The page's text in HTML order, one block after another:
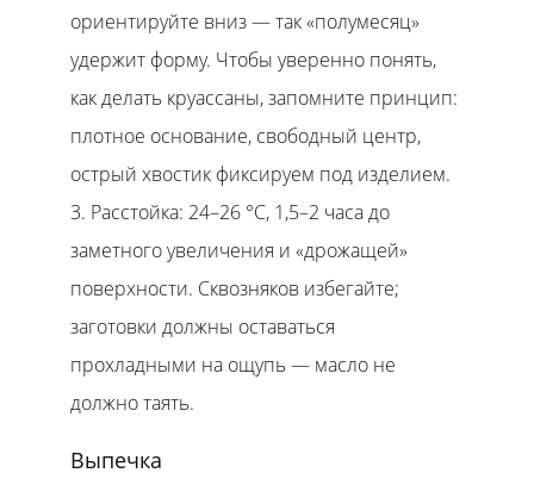
ориентируйте вниз — так «полумесяц»
удержит форму. Чтобы уверенно понять,
как делать круассаны, запомните принцип:
плотное основание, свободный центр,
острый хвостик фиксируем под изделием.
Расстойка: 24–26 °C, 1,5–2 часа до
заметного увеличения и «дрожащей»
поверхности. Сквозняков избегайте;
заготовки должны оставаться
прохладными на ощупь — масло не
должно таять.
Выпечка